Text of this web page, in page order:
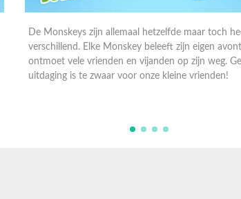
De Monskeys zijn allemaal hetzelfde maar toch
verschillend. Elke Monskey beleeft zijn eigen
ontmoet vele vrienden en vijanden op zijn weg.
uitdaging is te zwaar voor onze kleine vrienden!